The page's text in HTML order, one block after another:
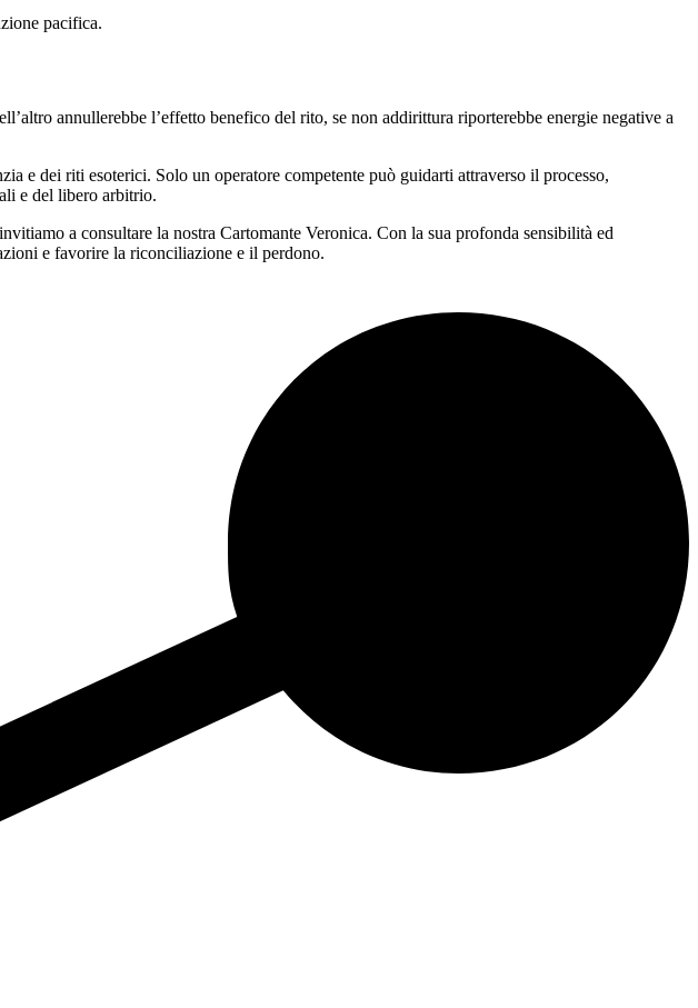
pacifica.
annullerebbe l’effetto benefico del rito, se non addirittura riporterebbe energie negative a
e dei riti esoterici. Solo un operatore competente può guidarti attraverso il processo,
e del libero arbitrio.
a consultare la nostra Cartomante Veronica. Con la sua profonda sensibilità ed
e favorire la riconciliazione e il perdono.